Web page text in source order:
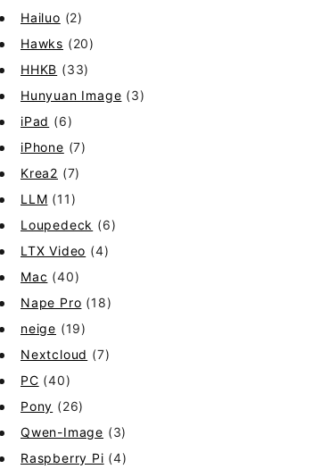
Hailuo (2)
Hawks (20)
HHKB (33)
Hunyuan Image (3)
iPad (6)
iPhone (7)
Krea2 (7)
LLM (11)
Loupedeck (6)
LTX Video (4)
Mac (40)
Nape Pro (18)
neige (19)
Nextcloud (7)
PC (40)
Pony (26)
Qwen-Image (3)
Raspberry Pi (4)